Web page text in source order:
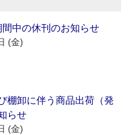
中の休刊のお知らせ
(金)
棚卸に伴う商品出荷（発
らせ
(金)